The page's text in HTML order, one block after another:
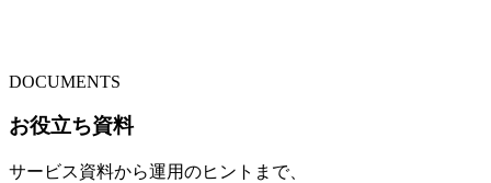
DOCUMENTS
お役立ち資料
サービス資料から運用のヒントまで、